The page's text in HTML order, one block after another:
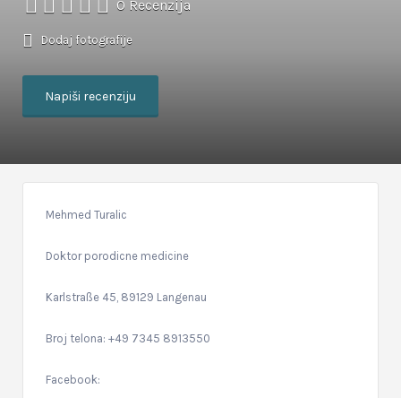
0 Recenzija
Dodaj fotografije
Napiši recenziju
Mehmed Turalic
Doktor porodicne medicine
Karlstraße 45, 89129 Langenau
Broj telona: +49 7345 8913550
Facebook: